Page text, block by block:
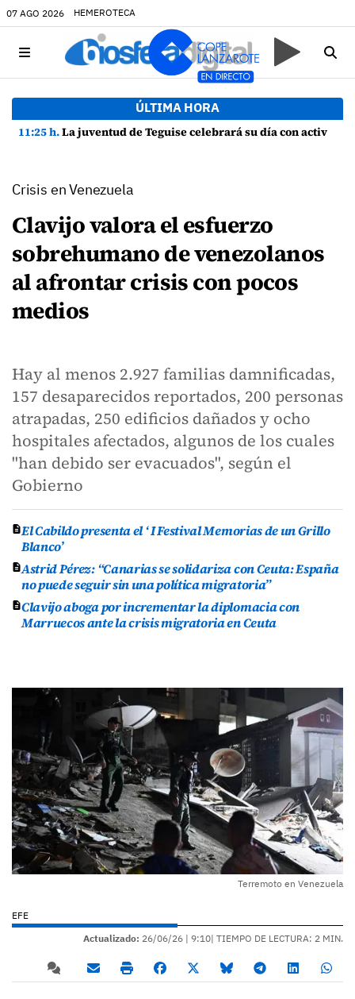
07 AGO 2026 HEMEROTECA
ÚLTIMA HORA
11:25 h.La juventud de Teguise celebrará su día con actividades en La Caleta de Famara
Crisis en Venezuela
Clavijo valora el esfuerzo
sobrehumano de venezolanos
al afrontar crisis con pocos
medios
Hay al menos 2.927 familias damnificadas,
157 desaparecidos reportados, 200 personas
atrapadas, 250 edificios dañados y ocho
hospitales afectados, algunos de los cuales
"han debido ser evacuados", según el
Gobierno
El Cabildo presenta el ‘ I Festival Memorias de un Grillo
Blanco’
Astrid Pérez: “Canarias se solidariza con Ceuta: España
no puede seguir sin una política migratoria”
Clavijo aboga por incrementar la diplomacia con
Marruecos ante la crisis migratoria en Ceuta
Terremoto en Venezuela
EFE
Actualizado: 26/06/26 | 9:10| TIEMPO DE LECTURA: 2 MIN.